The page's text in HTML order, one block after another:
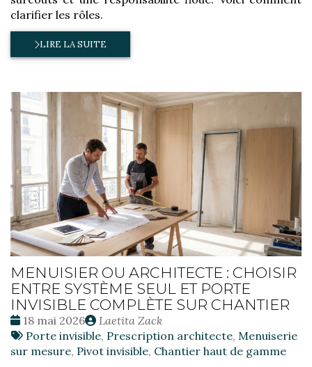
clarifier les rôles.
LIRE LA SUITE
MENUISIER OU ARCHITECTE : CHOISIR
ENTRE SYSTÈME SEUL ET PORTE
INVISIBLE COMPLÈTE SUR CHANTIER
Date
:
18 mai 2026
Publié
par
Laetita Zack
Tags
:
Porte invisible, Prescription architecte, Menuiserie
sur mesure, Pivot invisible, Chantier haut de gamme